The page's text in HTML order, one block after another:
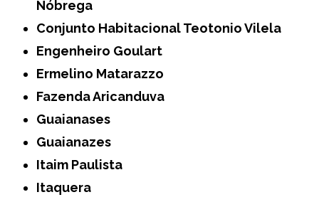
Nóbrega
Conjunto Habitacional Teotonio Vilela
Engenheiro Goulart
Ermelino Matarazzo
Fazenda Aricanduva
Guaianases
Guaianazes
Itaim Paulista
Itaquera